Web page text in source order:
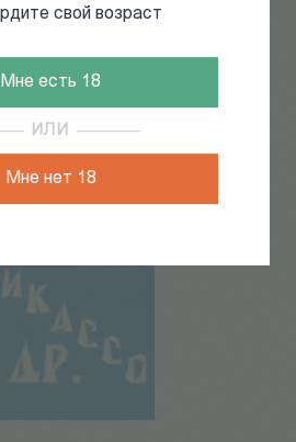
свой возраст
Мне есть 18
ИЛИ
Мне нет 18
83 из 168